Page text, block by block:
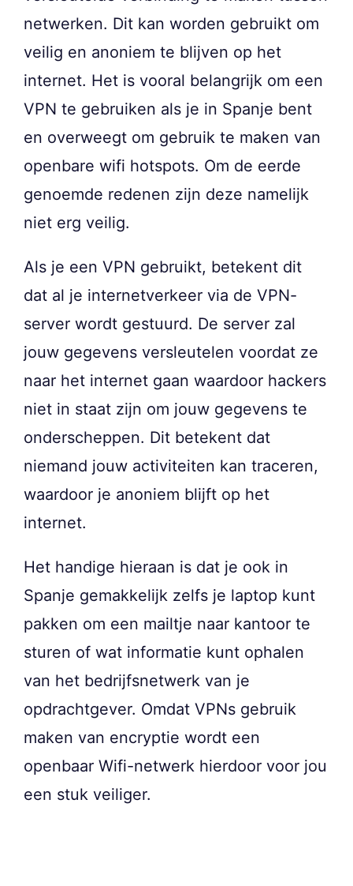
netwerken. Dit kan worden gebruikt om
veilig en anoniem te blijven op het
internet. Het is vooral belangrijk om een
VPN te gebruiken als je in Spanje bent
en overweegt om gebruik te maken van
openbare wifi hotspots. Om de eerde
genoemde redenen zijn deze namelijk
niet erg veilig.
Als je een VPN gebruikt, betekent dit
dat al je internetverkeer via de VPN-
server wordt gestuurd. De server zal
jouw gegevens versleutelen voordat ze
naar het internet gaan waardoor hackers
niet in staat zijn om jouw gegevens te
onderscheppen. Dit betekent dat
niemand jouw activiteiten kan traceren,
waardoor je anoniem blijft op het
internet.
Het handige hieraan is dat je ook in
Spanje gemakkelijk zelfs je laptop kunt
pakken om een mailtje naar kantoor te
sturen of wat informatie kunt ophalen
van het bedrijfsnetwerk van je
opdrachtgever. Omdat VPNs gebruik
maken van encryptie wordt een
openbaar Wifi-netwerk hierdoor voor jou
een stuk veiliger.